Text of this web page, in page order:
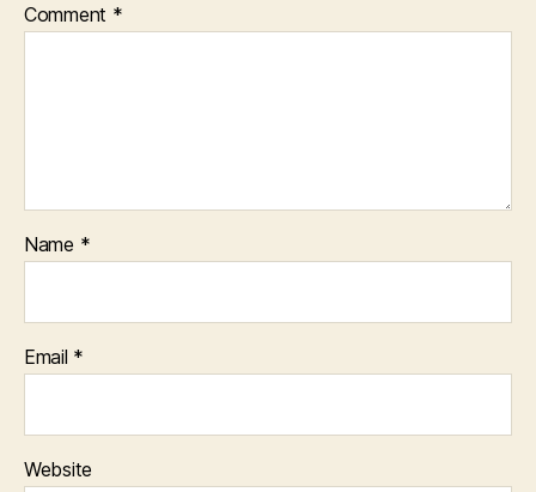
Comment *
Name *
Email *
Website